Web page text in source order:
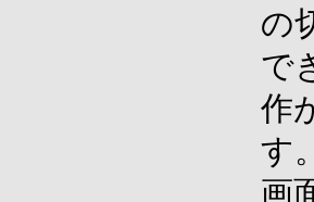
の
で
作
す
画